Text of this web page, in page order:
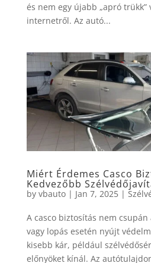
és nem egy újabb „apró
internetről. Az autó...
Miért Érdemes Casco
Kedvezőbb
by vbauto| Jan 7, 2025|
A casco biztosítás nem
vagy lopás esetén nyújt
kisebb kár, például
előnyöket kínál. Az